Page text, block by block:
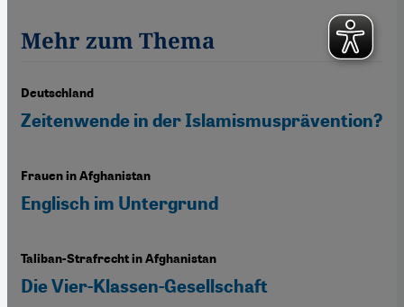
Mehr zum Thema
Deutschland
Zeitenwende in der Islamismusprävention?
Frauen in Afghanistan
Englisch im Untergrund
Taliban-Strafrecht in Afghanistan
Die Vier-Klassen-Gesellschaft